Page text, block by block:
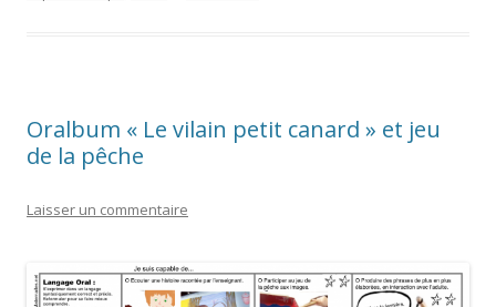
Oralbum « Le vilain petit canard » et jeu
de la pêche
Laisser un commentaire